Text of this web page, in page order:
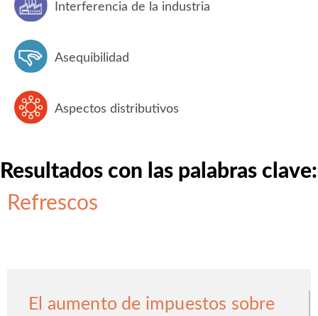
Interferencia de la industria
Asequibilidad
Aspectos distributivos
Resultados con las palabras clave:
Refrescos
El aumento de impuestos sobre